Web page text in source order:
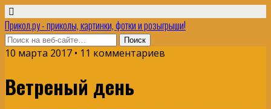
Прикол.ру - приколы, картинки, фотки и розыгрыши!
10 марта 2017 • 11 комментариев
Ветреный день